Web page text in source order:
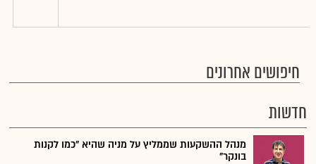
חיפושים אחרונים
חדשות
מנהל ההשקעות שממליץ על מניה שהיא "כמו לקנות
בונקר"